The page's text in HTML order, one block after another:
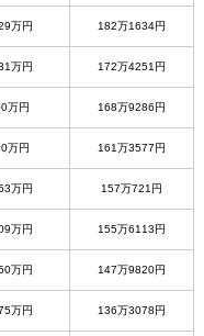
万円 182万1634円
万円 172万4251円
万円 168万9286円
万円 161万3577円
万円 157万721円
万円 155万6113円
万円 147万9820円
万円 136万3078円